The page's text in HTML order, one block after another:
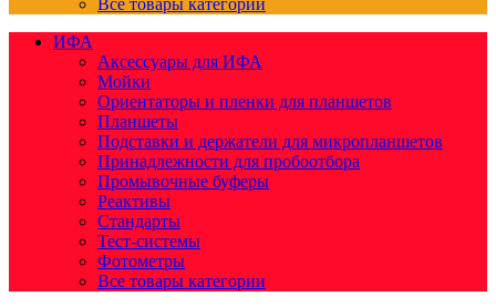
Все товары категории
ИФА
Аксессуары для ИФА
Мойки
Ориентаторы и пленки для планшетов
Планшеты
Подставки и держатели для микропланшетов
Принадлежности для пробоотбора
Промывочные буферы
Реактивы
Стандарты
Тест-системы
Фотометры
Все товары категории